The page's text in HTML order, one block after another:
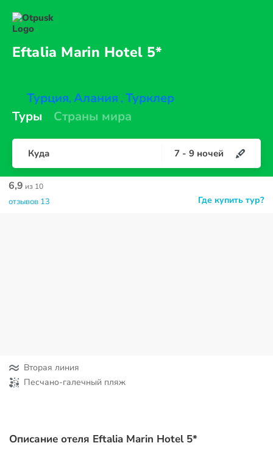
Eftalia Marin Hotel 5*
Турция, Алания , Турклер
Туры
Страны мира
Куда 7 - 9 ночей
Где купить тур?
6,9 из 10
отзывов 13
Вторая линия
Песчано-галечный пляж
Описание отеля Eftalia Marin Hotel 5*